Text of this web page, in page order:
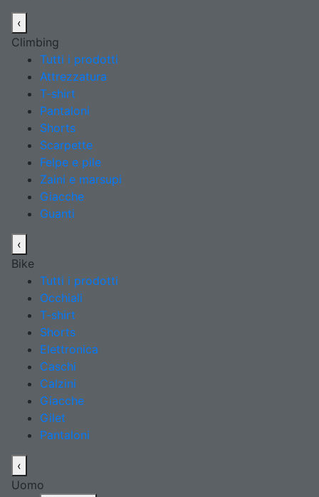
‹
Climbing
Tutti i prodotti
Attrezzatura
T-shirt
Pantaloni
Shorts
Scarpette
Felpe e pile
Zaini e marsupi
Giacche
Guanti
‹
Bike
Tutti i prodotti
Occhiali
T-shirt
Shorts
Elettronica
Caschi
Calzini
Giacche
Gilet
Pantaloni
‹
Uomo